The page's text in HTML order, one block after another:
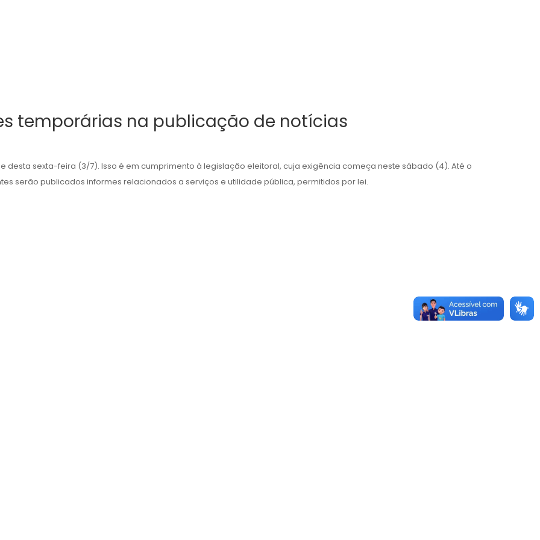
temporárias na publicação de notícias
desta sexta-feira (3/7). Isso é em cumprimento à legislação eleitoral, cuja exigência começa neste sábado (4). Até o
serão publicados informes relacionados a serviços e utilidade pública, permitidos por lei.